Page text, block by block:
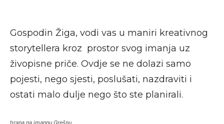
Gospodin Žiga, vodi vas u maniri kreativnog
storytellera kroz prostor svog imanja uz
živopisne priče. Ovdje se ne dolazi samo
pojesti, nego sjesti, poslušati, nazdraviti i
ostati malo dulje nego što ste planirali.
hrana na imannu Grešnu